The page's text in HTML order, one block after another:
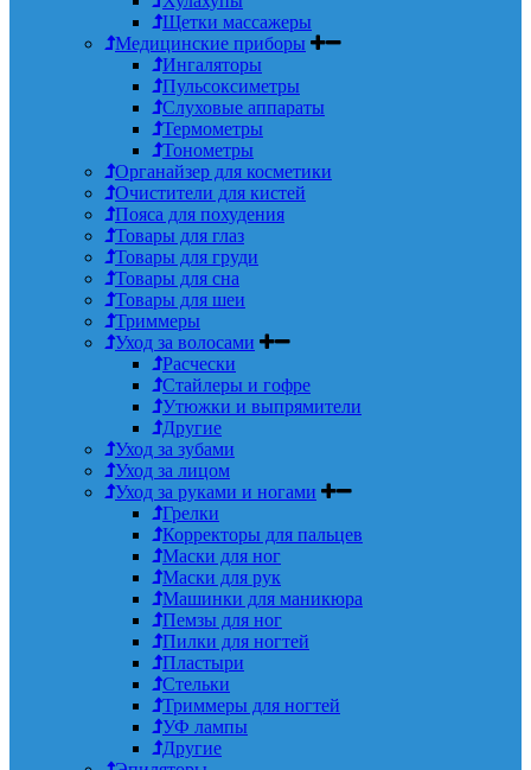
Щетки массажеры
Медицинские приборы
Ингаляторы
Пульсоксиметры
Слуховые аппараты
Термометры
Тонометры
Органайзер для косметики
Очистители для кистей
Пояса для похудения
Товары для глаз
Товары для груди
Товары для сна
Товары для шеи
Триммеры
Уход за волосами
Расчески
Стайлеры и гофре
Утюжки и выпрямители
Другие
Уход за зубами
Уход за лицом
Уход за руками и ногами
Грелки
Корректоры для пальцев
Маски для ног
Маски для рук
Машинки для маникюра
Пемзы для ног
Пилки для ногтей
Пластыри
Стельки
Триммеры для ногтей
УФ лампы
Другие